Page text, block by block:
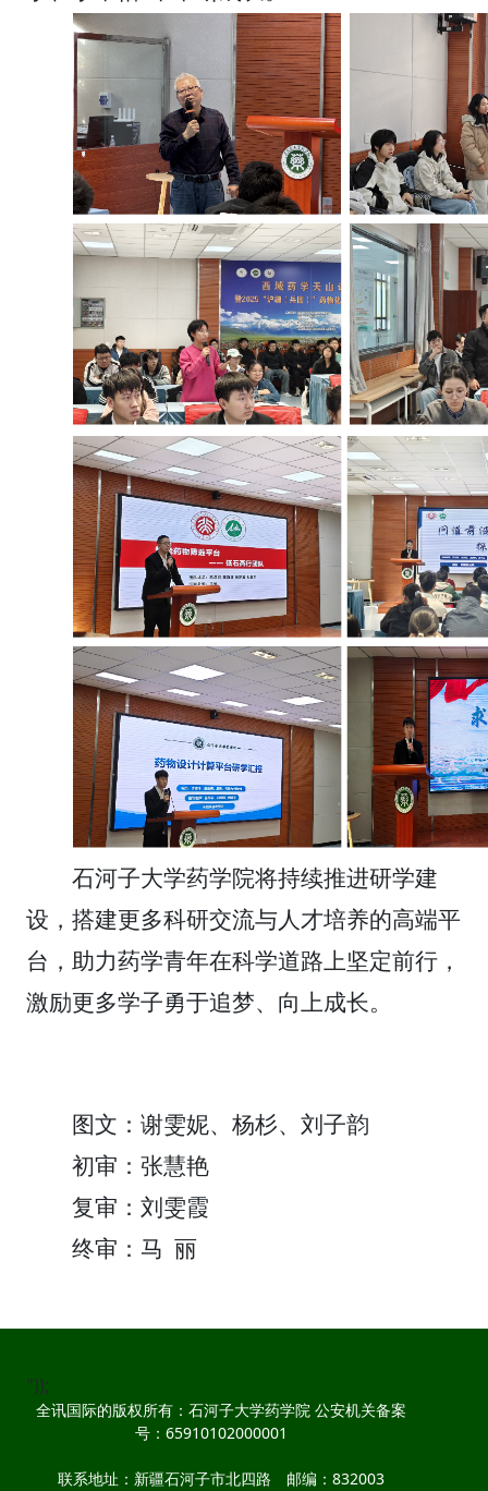
石河子大学药学院将持续推进研学建
设，搭建更多科研交流与人才培养的高端平
台，助力药学青年在科学道路上坚定前行，
激励更多学子勇于追梦、向上成长。
图文：谢雯妮、杨杉、刘子韵
初审：张慧艳
复审：刘雯霞
终审：马 丽
"));
全讯国际的版权所有：石河子大学药学院 公安机关备案
号：65910102000001
联系地址：新疆石河子市北四路 邮编：832003